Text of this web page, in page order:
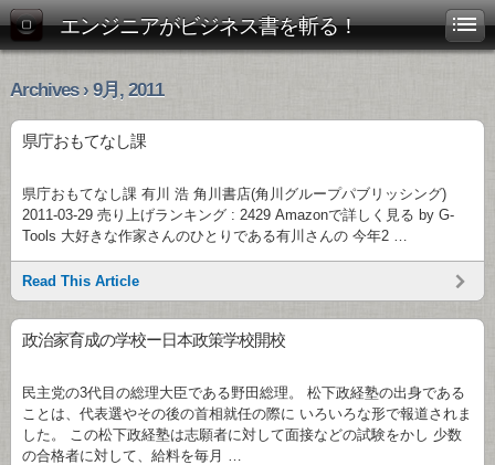
エンジニアがビジネス書を斬る！
Archives › 9月, 2011
県庁おもてなし課
県庁おもてなし課 有川 浩 角川書店(角川グループパブリッシング)
2011-03-29 売り上げランキング : 2429 Amazonで詳しく見る by G-
Tools 大好きな作家さんのひとりである有川さんの 今年2 …
Read This Article
政治家育成の学校ー日本政策学校開校
民主党の3代目の総理大臣である野田総理。 松下政経塾の出身である
ことは、代表選やその後の首相就任の際に いろいろな形で報道されま
した。 この松下政経塾は志願者に対して面接などの試験をかし 少数
の合格者に対して、給料を毎月 …